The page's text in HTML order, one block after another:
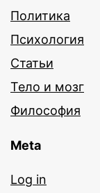
Политика
Психология
Статьи
Тело и мозг
Философия
Meta
Log in